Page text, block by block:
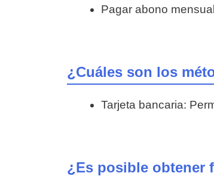
Pagar abono
¿Cuáles son los
Tarjeta bancaria:
¿Es posible obtener